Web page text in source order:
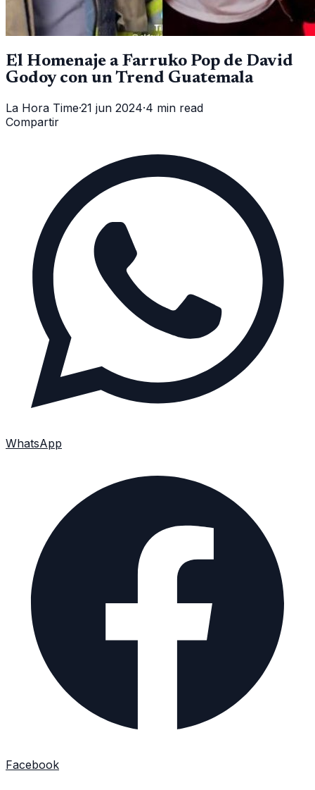
El Homenaje a Farruko Pop de David
Godoy con un Trend Guatemala
La Hora Time·21 jun 2024·4 min read
Compartir
WhatsApp
Facebook